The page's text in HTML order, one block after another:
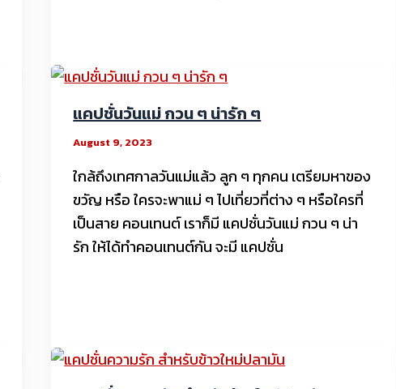
แคปชั่นวันแม่ กวน ๆ น่ารัก ๆ
August 9, 2023
ใกล้ถึงเทศกาลวันแม่แล้ว ลูก ๆ ทุกคน เตรียมหาของ
ขวัญ หรือ ใครจะพาแม่ ๆ ไปเที่ยวที่ต่าง ๆ หรือใครที่
เป็นสาย คอนเทนต์ เราก็มี แคปชั่นวันแม่ กวน ๆ น่า
รัก ให้ได้ทำคอนเทนต์กัน จะมี แคปชั่น